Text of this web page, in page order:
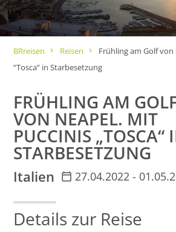
BRreisen Reisen
Frühling am Golf
“Tosca” in Starbesetzung
FRÜHLING AM
VON NEAPEL. MIT
PUCCINIS „TOSCA“
STARBESETZUNG
Italien 27.04.2022 -
Details zur Reise